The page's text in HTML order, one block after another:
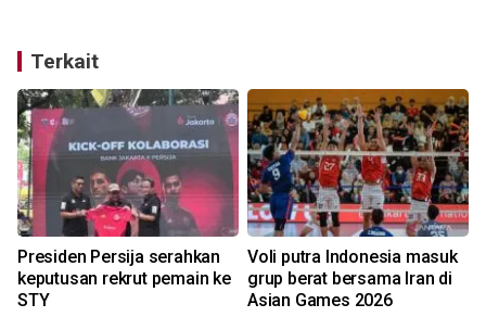
Terkait
Presiden Persija serahkan
keputusan rekrut pemain ke
STY
Voli putra Indonesia masuk
grup berat bersama Iran di
Asian Games 2026